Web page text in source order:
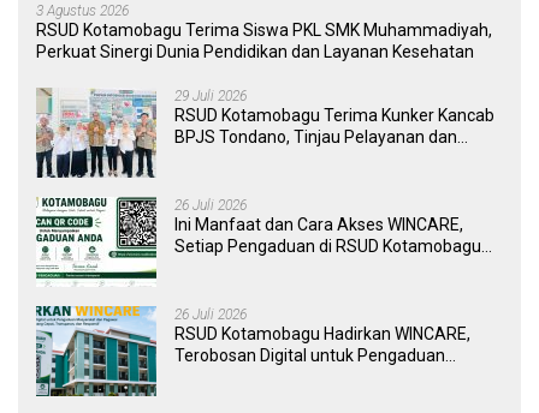
3 Agustus 2026
RSUD Kotamobagu Terima Siswa PKL SMK Muhammadiyah,
Perkuat Sinergi Dunia Pendidikan dan Layanan Kesehatan
29 Juli 2026
RSUD Kotamobagu Terima Kunker Kancab
BPJS Tondano, Tinjau Pelayanan dan
26 Juli 2026
Ini Manfaat dan Cara Akses WINCARE,
Setiap Pengaduan di RSUD Kotamobagu
26 Juli 2026
RSUD Kotamobagu Hadirkan WINCARE,
Terobosan Digital untuk Pengaduan